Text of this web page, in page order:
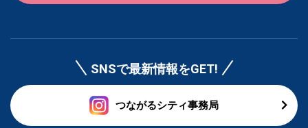
SNSで最新情報をGET!
つながるシティ事務局